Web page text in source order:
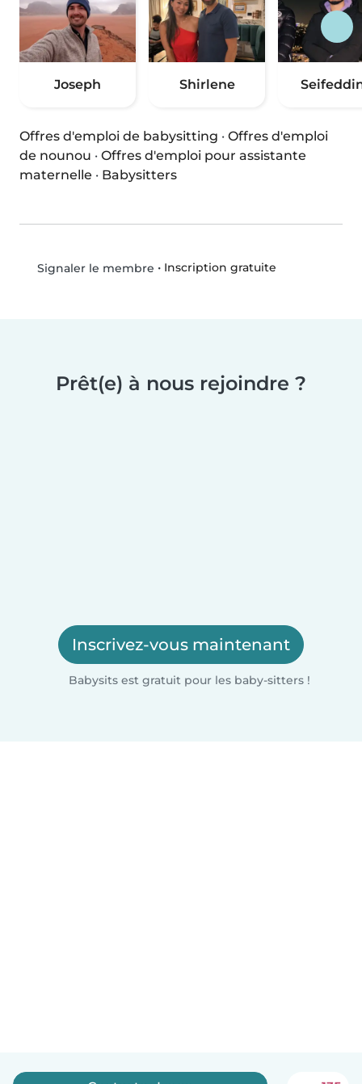
Joseph Shirlene
Offres d'emploi de babysitting · Offres d'emploi
de nounou · Offres d'emploi pour assistante
maternelle · Babysitters
Signaler le membre • Inscription gratuite
Prêt(e) à nous rejoindre ?
Inscrivez-vous maintenant
Babysits est gratuit pour les baby-sitters !